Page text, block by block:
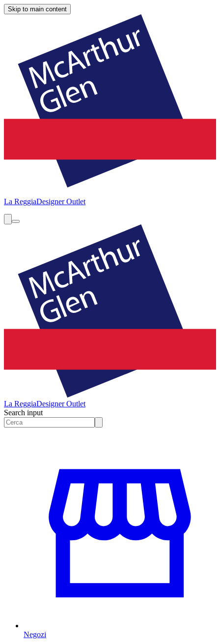
Skip to main content
La ReggiaDesigner Outlet
La ReggiaDesigner Outlet
Search input
Negozi